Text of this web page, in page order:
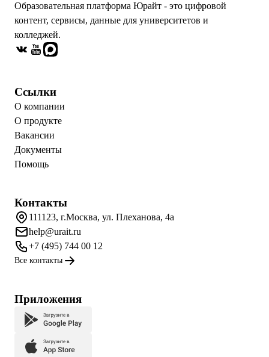
Образовательная платформа Юрайт - это цифровой
контент, сервисы, данные для университетов и
колледжей.
Ссылки
О компании
О продукте
Вакансии
Документы
Помощь
Контакты
111123, г.Москва, ул. Плеханова, 4а
help@urait.ru
+7 (495) 744 00 12
Все контакты
Приложения